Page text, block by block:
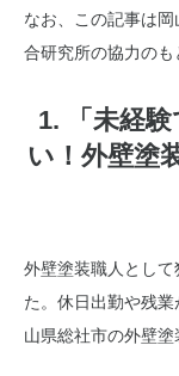
なお、この記事は
合研究所の協力のも
1. 「未経
い！外壁塗
外壁塗装職人とし
た。休日出勤や残
山県総社市の外壁塗